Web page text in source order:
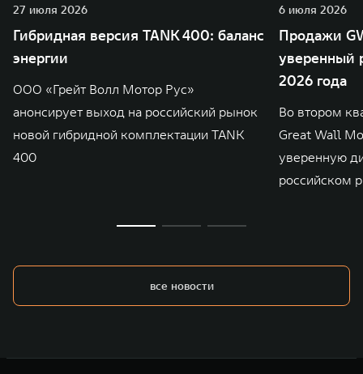
27 июля 2026
Гибридная версия TANK 400: баланс
энергии
ООО «Грейт Волл Мотор Рус»
анонсирует выход на российский рынок
новой гибридной комплектации TANK
400
6 июля 2026
Продажи
уверенный
2026 года
Во втором
Great Wall
уверенную
российском
все новости